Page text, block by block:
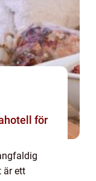
för
är ett